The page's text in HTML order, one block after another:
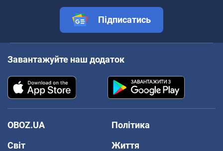
Підписатись
Завантажуйте наш додаток
OBOZ.UA
Політика
Світ
Життя